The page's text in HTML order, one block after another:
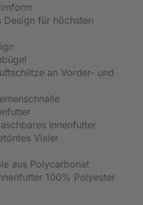
Design für höchsten
an Vorder- und
Innenfutter
Visier
aus Polycarbonat
100% Polyester